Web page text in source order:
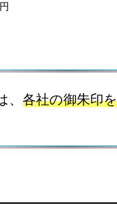
、各社の御朱印